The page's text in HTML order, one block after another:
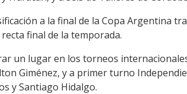
a la final de la Copa Argentina
final de la temporada.
un lugar en los torneos
Giménez, y a primer turno
y Santiago Hidalgo.